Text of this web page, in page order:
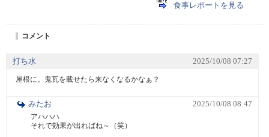
食事レポートを見る
コメント
打ち水 2025/10/08 07:27
屋根に。鬼瓦を載せたら来なくなるかなぁ？
みたお
2025/10/08 08:47
アハハハ
それで効果が出ればね～（笑）